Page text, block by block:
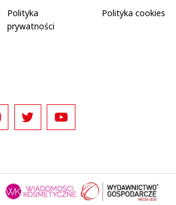
Polityka
prywatności
Polityka cookies